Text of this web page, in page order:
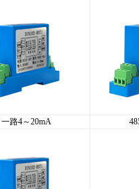
一路4～20mA